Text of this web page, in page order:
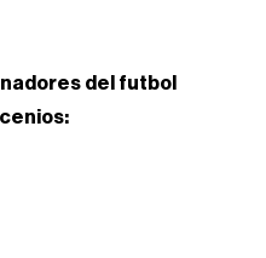
del futbol